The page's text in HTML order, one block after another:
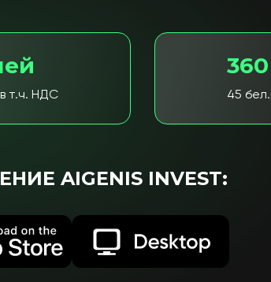
т.ч. НДС 45
AIGENIS INVEST: